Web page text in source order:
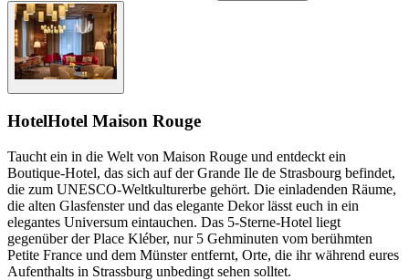
HotelHotel Maison Rouge
Taucht ein in die Welt von Maison Rouge und entdeckt ein
Boutique-Hotel, das sich auf der Grande Ile de Strasbourg befindet,
die zum UNESCO-Weltkulturerbe gehört. Die einladenden Räume,
die alten Glasfenster und das elegante Dekor lässt euch in ein
elegantes Universum eintauchen. Das 5-Sterne-Hotel liegt
gegenüber der Place Kléber, nur 5 Gehminuten vom berühmten
Petite France und dem Münster entfernt, Orte, die ihr während eures
Aufenthalts in Strassburg unbedingt sehen solltet.